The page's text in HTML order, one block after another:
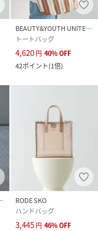
ステル45%,持ち手部
RZ1051
BEAUTY&YOUTH UNITED ARROWS
トートバッグ
4,620円 40%OFF
42ポイント(1倍)
L'ESSAGE
RODE SKO
ハンドバッグ
3,445円 46%OFF